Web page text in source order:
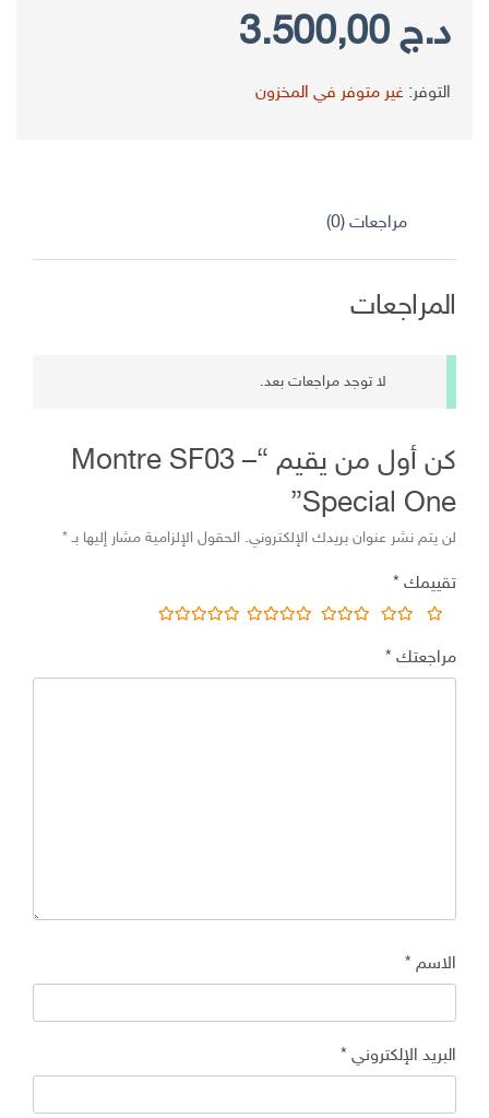
السعر
الأصلي
د.ج3.500,00
السعر
الحالي
التوفر:غير متوفر في المخزون
مراجعات (0)
المراجعات
لا توجد مراجعات بعد.
كن أول من يقيم “Montre SF03 –
Special One”
لن يتم نشر عنوان بريدك الإلكتروني. الحقول الإلزامية مشار إليها بـ
تقييمك*
مراجعتك*
الاسم*
البريد الإلكتروني*